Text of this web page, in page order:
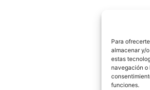
Para
almacenar y/
estas
navegación o
funciones.